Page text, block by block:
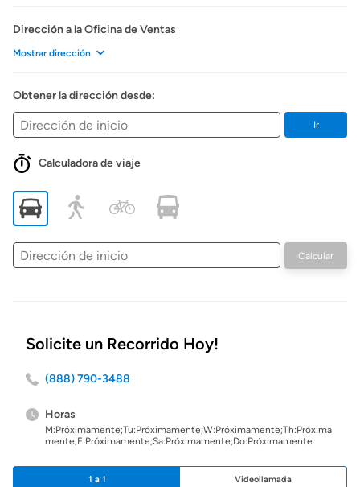
Dirección a la Oficina de Ventas
Mostrar dirección
Obtener la dirección desde:
Ir
Calculadora de viaje
Dirección
de
Calcular
Solicite un Recorrido Hoy!
(888) 790-3488
Horas
M:Próximamente;Tu:Próximamente;W:Próximamente;Th:Próxima
mente;F:Próximamente;Sa:Próximamente;Do:Próximamente
1 a 1 Videollamada